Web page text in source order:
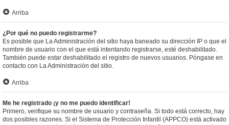
Arriba
¿Por qué no puedo registrarme?
Es posible que La Administración del sitio haya baneado su dirección IP o que el
nombre de usuario con el que está intentando registrarse, esté deshabilitado.
También puede estar deshabilitado el registro de nuevos usuarios. Póngase en
contacto con La Administración del sitio.
Arriba
Me he registrado ¡y no me puedo identificar!
Primero, verifique su nombre de usuario y contraseña. Si todo está correcto, hay
dos posibles razones. Si el Sistema de Protección Infantil (APPCO) está activado